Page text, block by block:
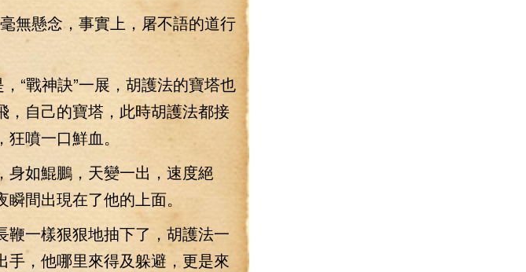
無懸念，事實上，屠不語的道行
戰神訣”一展，胡護法的寶塔也
，自己的寶塔，此時胡護法都接
噴一口鮮血。
如鯤鵬，天變一出，速度絕
間出現在了他的上面。
一樣狠狠地抽下了，胡護法一
手，他哪里來得及躲避，更是來